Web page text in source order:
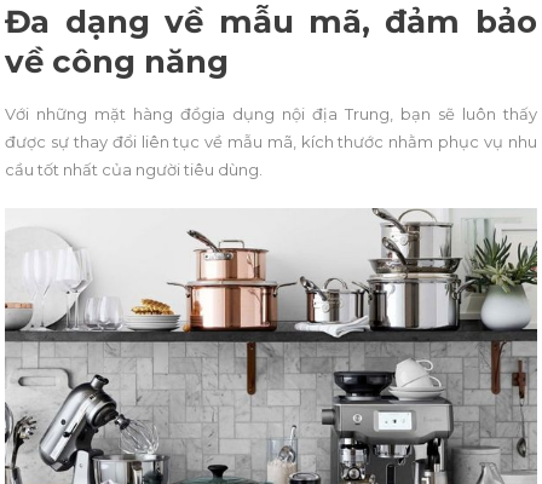
Đa dạng về mẫu mã, đảm bảo
về công năng
Với những mặt hàng đồgia dụng nội địa Trung, bạn sẽ luôn thấy
được sự thay đổi liên tục về mẫu mã, kích thước nhằm phục vụ nhu
cầu tốt nhất của người tiêu dùng.